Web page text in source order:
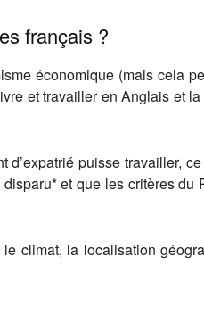
français ?
économique (mais cela
et travailler en Anglais et
puisse travailler,
et que les critères
climat, la localisation